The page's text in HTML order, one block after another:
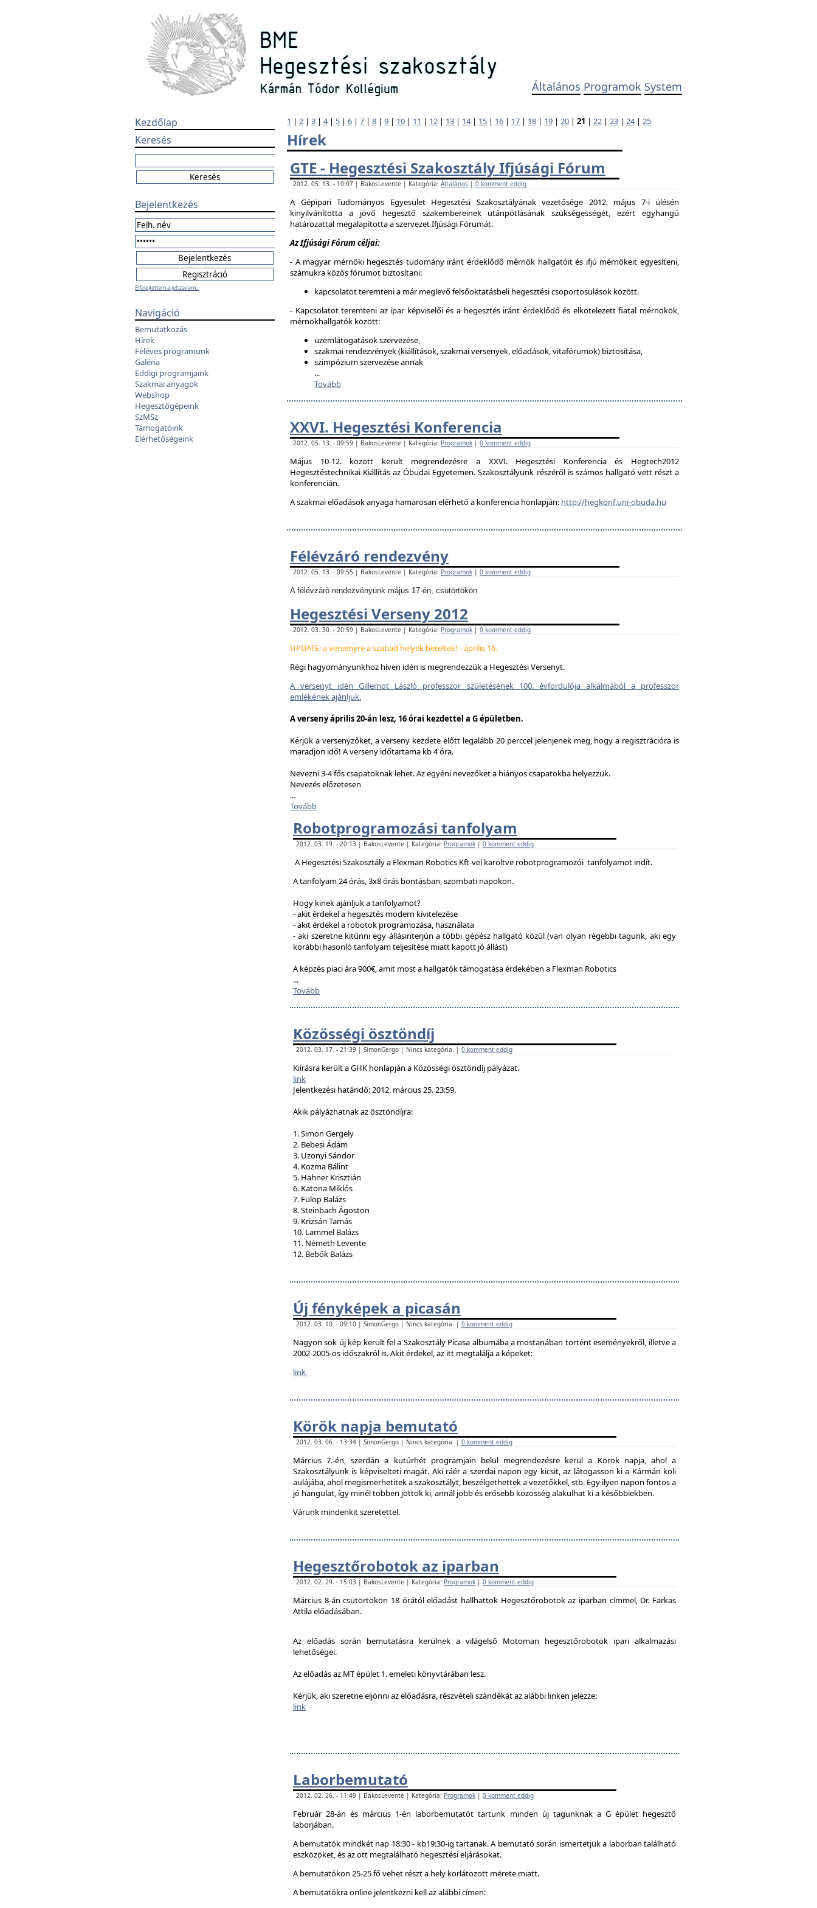
Általános Programok System
Kezdőlap
Keresés
Bejelentkezés
Elfelejtettem a jelszavam...
Navigáció
Bemutatkozás
Hírek
Féléves programunk
Galéria
Eddigi programjaink
Szakmai anyagok
Webshop
Hegesztőgépeink
SzMSz
Támogatóink
Elérhetőségeink
1 | 2 | 3 | 4| 5 | 6 | 7 | 8 | 9 | 10 | 11 | 12 | 13 | 14| 15 | 16 | 17 | 18 | 19 | 20 | 21 | 22 | 23 | 24| 25
Hírek
GTE - Hegesztési Szakosztály Ifjúsági Fórum
2012. 05. 13. - 10:07 | BakosLevente | Kategória: Általános | 0 komment eddig
A Gépipari Tudományos Egyesület Hegesztési Szakosztályának vezetősége 2012. május 7-i ülésén
kinyilvánította a jövő hegesztő szakembereinek utánpótlásának szükségességét, ezért egyhangú
határozattal megalapította a szervezet Ifjúsági Fórumát.
Az Ifjúsági Fórum céljai:
- A magyar mérnöki hegesztés tudomány iránt érdeklődő mérnök hallgatóit és ifjú mérnökeit egyesíteni,
számukra közös fórumot biztosítani:
kapcsolatot teremteni a már meglevő felsőoktatásbeli hegesztési csoportosulások között.
- Kapcsolatot teremteni az ipar képviselői és a hegesztés iránt érdeklődő és elkötelezett fiatal mérnökök,
mérnökhallgatók között:
üzemlátogatások szervezése,
szakmai rendezvények (kiállítások, szakmai versenyek, előadások, vitafórumok) biztosítása,
szimpózium szervezése annak
...
Tovább
XXVI. Hegesztési Konferencia
2012. 05. 13. - 09:59 | BakosLevente | Kategória: Programok | 0 komment eddig
Május 10-12. között került megrendezésre a XXVI. Hegesztési Konferencia és Hegtech2012
Hegesztéstechnikai Kiállítás az Óbudai Egyetemen. Szakosztályunk részéről is számos hallgató vett részt a
konferencián.
A szakmai előadások anyaga hamarosan elérhető a konferencia honlapján: http://hegkonf.uni-obuda.hu
Félévzáró rendezvény
2012. 05. 13. - 09:55 | BakosLevente | Kategória: Programok | 0 komment eddig
A félévzáró rendezvényünk május 17-én, csütörtökön
Hegesztési Verseny 2012
2012. 03. 30. - 20:59 | BakosLevente | Kategória: Programok | 0 komment eddig
UPDATE: a versenyre a szabad helyek beteltek! - április 16.
Régi hagyományunkhoz híven idén is megrendezzük a Hegesztési Versenyt.
A versenyt idén Gillemot László professzor születésének 100. évfordulója alkalmából a professzor
emlékének ajánljuk.
A verseny április 20-án lesz, 16 órai kezdettel a G épületben.
Kérjük a versenyzőket, a verseny kezdete előtt legalább 20 perccel jelenjenek meg, hogy a regisztrációra is
maradjon idő! A verseny időtartama kb 4 óra.
Nevezni 3-4 fős csapatoknak lehet. Az egyéni nevezőket a hiányos csapatokba helyezzük.
Nevezés előzetesen
...
Tovább
Robotprogramozási tanfolyam
2012. 03. 19. - 20:13 | BakosLevente | Kategória: Programok | 0 komment eddig
A Hegesztési Szakosztály a Flexman Robotics Kft-vel karöltve robotprogramozói tanfolyamot indít.
A tanfolyam 24 órás, 3x8 órás bontásban, szombati napokon.
Hogy kinek ajánljuk a tanfolyamot?
- akit érdekel a hegesztés modern kivitelezése
- akit érdekel a robotok programozása, használata
- aki szeretne kitűnni egy állásinterjún a többi gépész hallgató közül (van olyan régebbi tagunk, aki egy
korábbi hasonló tanfolyam teljesítése miatt kapott jó állást)
A képzés piaci ára 900€, amit most a hallgatók támogatása érdekében a Flexman Robotics
...
Tovább
Közösségi ösztöndíj
2012. 03. 17. - 21:39 | SimonGergo | Nincs kategória. | 0 komment eddig
Kiírásra került a GHK honlapján a Közösségi ösztöndíj pályázat.
link
Jelentkezési határidő: 2012. március 25. 23:59.
Akik pályázhatnak az ösztöndíjra:
1. Simon Gergely
2. Bebesi Ádám
3. Uzonyi Sándor
4. Kozma Bálint
5. Hahner Krisztián
6. Katona Miklós
7. Fülöp Balázs
8. Steinbach Ágoston
9. Krizsán Tamás
10. Lammel Balázs
11. Németh Levente
12. Bebők Balázs
Új fényképek a picasán
2012. 03. 10. - 09:10 | SimonGergo | Nincs kategória. | 0 komment eddig
Nagyon sok új kép került fel a Szakosztály Picasa albumába a mostanában történt eseményekről, illetve a
2002-2005-ös időszakról is. Akit érdekel, az itt megtalálja a képeket:
link
Körök napja bemutató
2012. 03. 06. - 13:34 | SimonGergo | Nincs kategória. | 0 komment eddig
Március 7.-én, szerdán a kutúrhét programjain belül megrendezésre kerül a Körök napja, ahol a
Szakosztályunk is képviselteti magát. Aki ráér a szerdai napon egy kicsit, az látogasson ki a Kármán koli
aulájába, ahol megismerhetitek a szakosztályt, beszélgethettek a vezetőkkel, stb. Egy ilyen napon fontos a
jó hangulat, így minél többen jöttök ki, annál jobb és erősebb közösség alakulhat ki a későbbiekben.
Várunk mindenkit szeretettel.
Hegesztőrobotok az iparban
2012. 02. 29. - 15:03 | BakosLevente | Kategória: Programok | 0 komment eddig
Március 8-án csütörtökön 18 órától előadást hallhattok Hegesztőrobotok az iparban címmel, Dr. Farkas
Attila előadásában.
Az előadás során bemutatásra kerülnek a világelső Motoman hegesztőrobotok ipari alkalmazási
lehetőségei.
Az előadás az MT épület 1. emeleti könyvtárában lesz.
Kérjük, aki szeretne eljönni az előadásra, részvételi szándékát az alábbi linken jelezze:
link
Laborbemutató
2012. 02. 26. - 11:49 | BakosLevente | Kategória: Programok | 0 komment eddig
Február 28-án és március 1-én laborbemutatót tartunk minden új tagunknak a G épület hegesztő
laborjában.
A bemutatók mindkét nap 18:30 - kb19:30-ig tartanak. A bemutató során ismertetjük a laborban található
eszközöket, és az ott megtalálható hegesztési eljárásokat.
A bemutatókon 25-25 fő vehet részt a hely korlátozott mérete miatt.
A bemutatókra online jelentkezni kell az alábbi címen: